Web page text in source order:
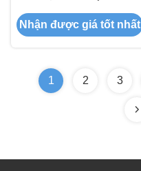
dung CNC Phần gia
công trong hợp kim
Nhận được giá tốt nhất
1 2 3